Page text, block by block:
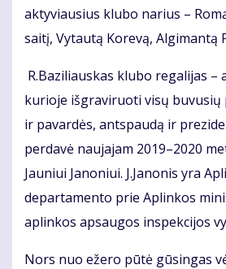
ak­ty­viau­sius klu­bo na­rius –
sai­tį, Vy­tau­tą Ko­re­vą, Al­gi­man­tą
R.Ba­zi­liaus­kas klu­bo re­ga­li­jas –
ku­rio­je iš­gra­vi­ruo­ti vi­sų bu­vu­sių
ir pa­var­dės, ant­spau­dą ir
per­da­vė nau­ja­jam 2019–2020
Jauniui Ja­no­niui. J.Ja­no­nis yra
de­par­ta­men­to prie Ap­lin­kos
ap­lin­kos ap­sau­gos ins­pek­ci­jos
Nors nuo eže­ro pū­tė gū­sin­gas